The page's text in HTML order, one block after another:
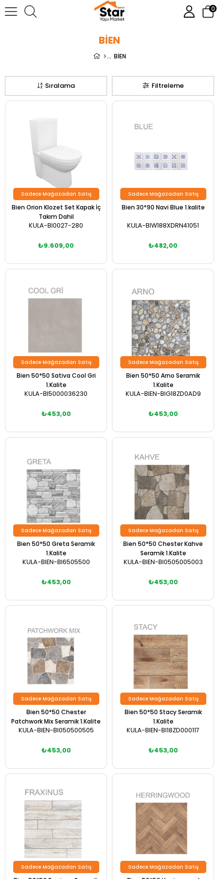
0
BİEN
BİEN
Filtreleme
Sıralama
Bien Orion Klozet Set Kapak İç
Takım Dahil
KULA-BI0027-280
₺9.609,00
Sadece Mağazadan Satış
Bien 30*90 Navi Blue 1.kalite
KULA-BIW188XDRN41051
₺482,00
Sadece Mağazadan Satış
Bien 50*50 Sativa Cool Gri
1.Kalite
KULA-BI5000036230
₺453,00
Sadece Mağazadan Satış
Bien 50*50 Arno Seramik
1.Kalite
KULA-BIEN-BIG18ZD0AD9
₺453,00
Sadece Mağazadan Satış
Bien 50*50 Greta Seramik
1.Kalite
KULA-BIEN-BI6505500
₺453,00
Sadece Mağazadan Satış
Bien 50*50 Chester Kahve
Seramik 1.Kalite
KULA-BIEN-BI0505005003
₺453,00
Sadece Mağazadan Satış
Bien 50*50 Chester
Patchwork Mix Seramik 1.Kalite
KULA-BIEN-BI050500505
₺453,00
Sadece Mağazadan Satış
Bien 50*50 Stacy Seramik
1.Kalite
KULA-BIEN-BI18ZD000117
₺453,00
Sadece Mağazadan Satış
Sadece Mağazadan Satış Sadece Mağazadan Satış